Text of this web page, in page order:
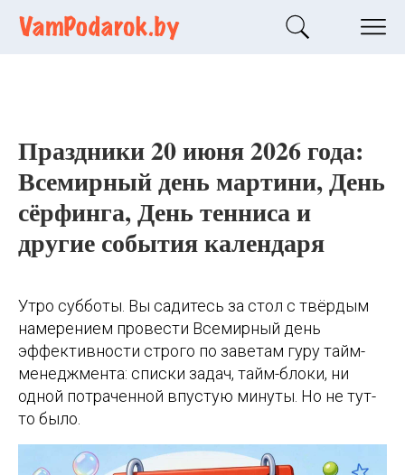
Праздники 20 июня 2026 года:
Всемирный день мартини, День
сёрфинга, День тенниса и
другие события календаря
Утро субботы. Вы садитесь за стол с твёрдым
намерением провести Всемирный день
эффективности строго по заветам гуру тайм-
менеджмента: списки задач, тайм-блоки, ни
одной потраченной впустую минуты. Но не тут-
то было.